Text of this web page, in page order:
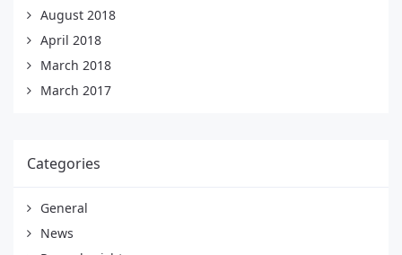
August 2018
April 2018
March 2018
March 2017
Categories
General
News